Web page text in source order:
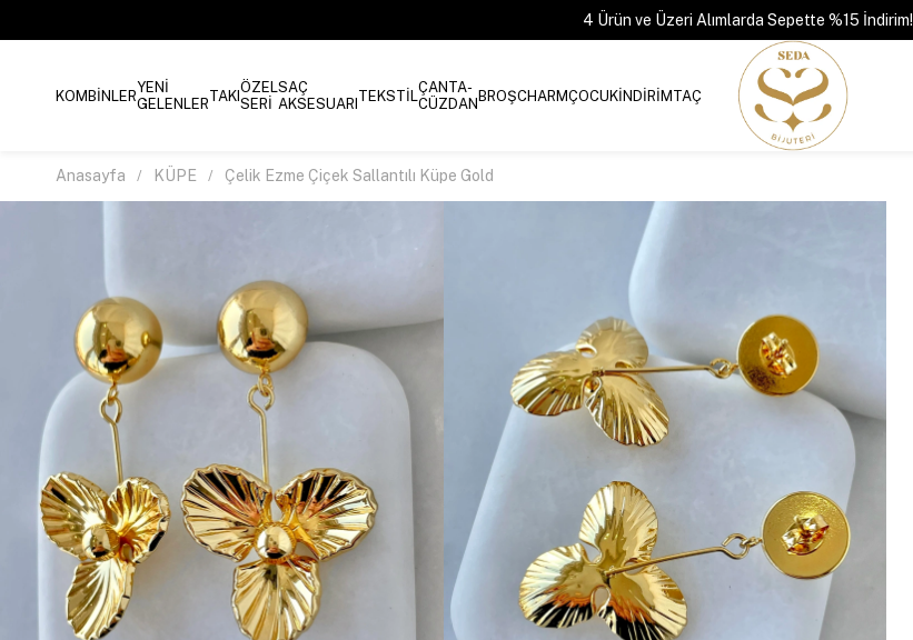
4 Ürün ve Üzeri Alımlarda Sepette %15 İndirim!
KOMBİNLERYENİ
GELENLERTAKIÖZEL
SERİ
SAÇ
AKSESUARI TEKSTİLÇANTA-
CÜZDANBROŞCHARMÇOCUKİNDİRİMTAÇ
Anasayfa KÜPE Çelik Ezme Çiçek Sallantılı Küpe Gold